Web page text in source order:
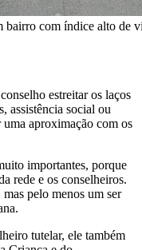
com índice alto de
estreitar os laços
assistência social ou
uma aproximação com os
importantes, porque
rede e os conselheiros.
pelo menos um ser
tutelar, ele também